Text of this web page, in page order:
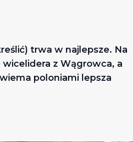
trwa w najlepsze. Na
z Wągrowca, a
poloniami lepsza